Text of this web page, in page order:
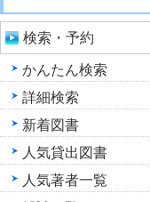
検索・予約
かんたん検索
詳細検索
新着図書
人気貸出図書
人気著者一覧